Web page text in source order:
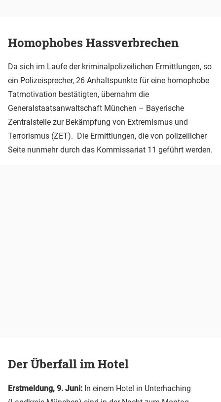
Homophobes Hassverbrechen
Da sich im Laufe der kriminalpolizeilichen Ermittlungen, so
ein Polizeisprecher, 26 Anhaltspunkte für eine homophobe
Tatmotivation bestätigten, übernahm die
Generalstaatsanwaltschaft München – Bayerische
Zentralstelle zur Bekämpfung von Extremismus und
Terrorismus (ZET). Die Ermittlungen, die von polizeilicher
Seite nunmehr durch das Kommissariat 11 geführt werden.
Der Überfall im Hotel
Erstmeldung, 9. Juni: In einem Hotel in Unterhaching